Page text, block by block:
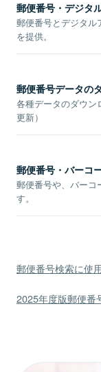
郵便番号・デジタ
郵便番号とデジタル
を提供。
郵便番号データの
各種データのダウン
更新）
郵便番号・バーコ
郵便番号や、バーコ
す。
郵便番号検索に使
2025年度版郵便番